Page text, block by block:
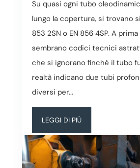
Su quasi ogni tubo
lungo la copertura, si trovano
853 2SN o EN 856 4SP. A
sembrano codici tecnici
che si ignorano finché il tubo
realtà indicano due tubi
diversi per...
LEGGI DI PIÙ